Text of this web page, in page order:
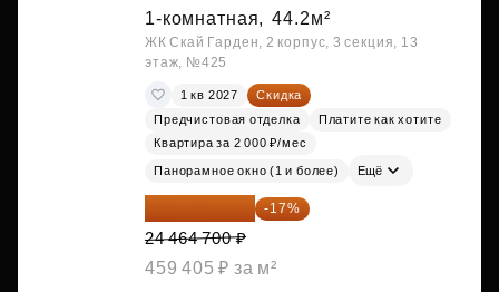
1-комнатная, 44.2м²
ЖК Скай Гарден, 2 корпус, 3 секция, 13
этаж, №425
1 кв 2027
Скидка
Предчистовая отделка
Платите как хотите
Квартира за 2 000 ₽/мес
Панорамное окно (1 и более) Ещё
20 305 701 ₽ -17%
24 464 700 ₽
459 405 ₽ за м²